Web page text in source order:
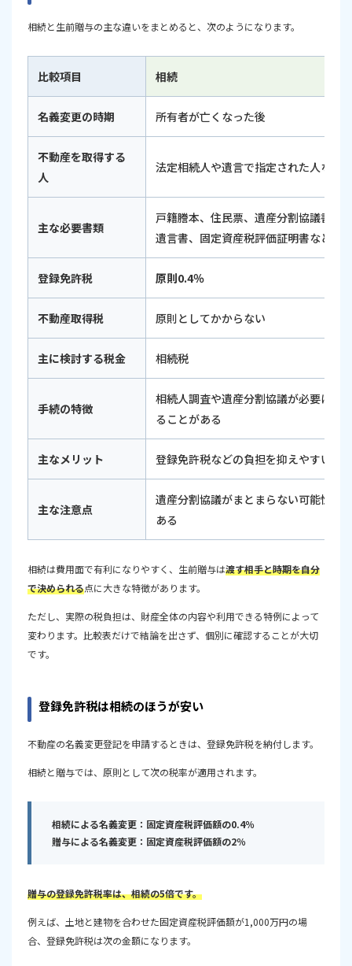
相続と生前贈与の主な違いをまとめると、次のようになります。
比較項目 相続
名義変更の時期 所有者が亡くなった後
不動産を取得する
人
法定相続人や遺言で指定された人など
主な必要書類
戸籍謄本、住民票、遺産分割協議書、
遺言書、固定資産税評価証明書など
登録免許税 原則0.4％
不動産取得税 原則としてかからない
主に検討する税金 相続税
手続の特徴
相続人調査や遺産分割協議が必要にな
ることがある
主なメリット 登録免許税などの負担を抑えやすい
主な注意点
遺産分割協議がまとまらない可能性が
ある
相続は費用面で有利になりやすく、生前贈与は渡す相手と時期を自分
で決められる点に大きな特徴があります。
ただし、実際の税負担は、財産全体の内容や利用できる特例によって
変わります。比較表だけで結論を出さず、個別に確認することが大切
です。
登録免許税は相続のほうが安い
不動産の名義変更登記を申請するときは、登録免許税を納付します。
相続と贈与では、原則として次の税率が適用されます。
相続による名義変更：固定資産税評価額の0.4％
贈与による名義変更：固定資産税評価額の2％
贈与の登録免許税率は、相続の5倍です。
例えば、土地と建物を合わせた固定資産税評価額が1,000万円の場
合、登録免許税は次の金額になります。